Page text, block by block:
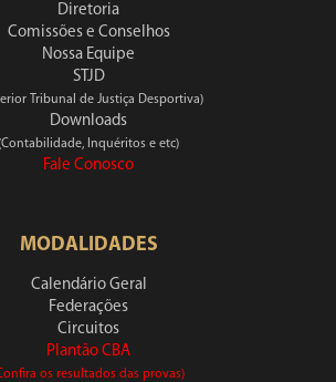
Diretoria
Comissões e Conselhos
Nossa Equipe
STJD
Tribunal de Justiça Desportiva)
Downloads
Inquéritos e etc)
Fale Conosco
MODALIDADES
Calendário Geral
Federações
Circuitos
Plantão CBA
os resultados das provas)